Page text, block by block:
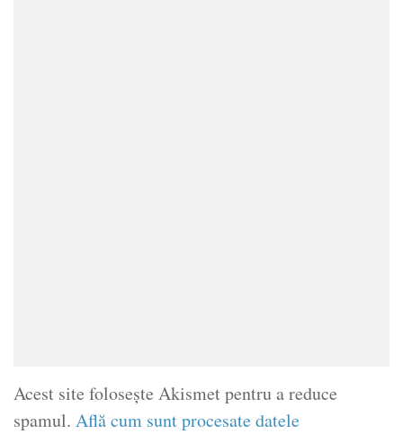
Acest site folosește Akismet pentru a reduce
spamul. Află cum sunt procesate datele